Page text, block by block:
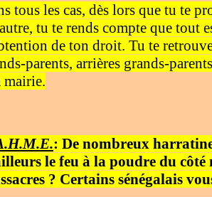
tous les cas, dès lors que tu te
tu te rends compte que tout
de ton droit. Tu te
parents, arrières grands-
mairie.
: De nombreux
le feu à la poudre du
? Certains sénégalais